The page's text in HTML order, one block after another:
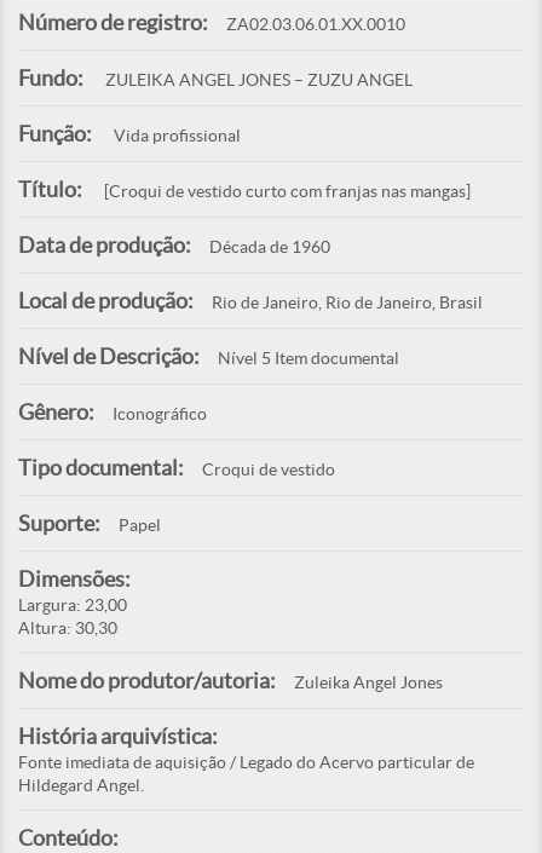
Número de registro: ZA02.03.06.01.XX.0010
Fundo: ZULEIKA ANGEL JONES – ZUZU ANGEL
Função: Vida profissional
Título: [Croqui de vestido curto com franjas nas mangas]
Data de produção: Década de 1960
Local de produção: Rio de Janeiro, Rio de Janeiro, Brasil
Nível de Descrição: Nível 5 Item documental
Gênero: Iconográfico
Tipo documental: Croqui de vestido
Suporte: Papel
Dimensões:
Largura: 23,00
Altura: 30,30
Nome do produtor/autoria: Zuleika Angel Jones
História arquivística:
Fonte imediata de aquisição / Legado do Acervo particular de
Hildegard Angel.
Conteúdo: